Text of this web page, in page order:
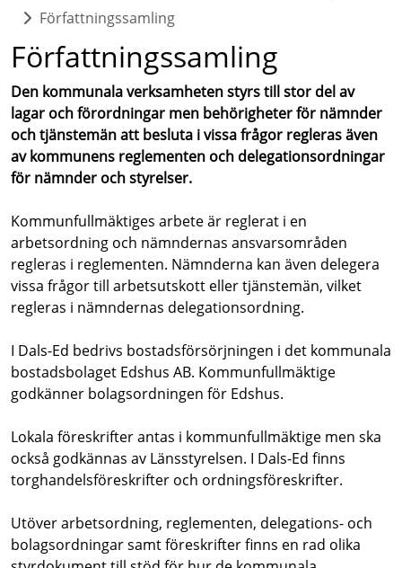
Författningssamling
Författningssamling
Den kommunala verksamheten styrs till stor del av
lagar och förordningar men behörigheter för nämnder
och tjänstemän att besluta i vissa frågor regleras även
av kommunens reglementen och delegationsordningar
för nämnder och styrelser.
Kommunfullmäktiges arbete är reglerat i en
arbetsordning och nämndernas ansvarsområden
regleras i reglementen. Nämnderna kan även delegera
vissa frågor till arbetsutskott eller tjänstemän, vilket
regleras i nämndernas delegationsordning.
I Dals-Ed bedrivs bostadsförsörjningen i det kommunala
bostadsbolaget Edshus AB. Kommunfullmäktige
godkänner bolagsordningen för Edshus.
Lokala föreskrifter antas i kommunfullmäktige men ska
också godkännas av Länsstyrelsen. I Dals-Ed finns
torghandelsföreskrifter och ordningsföreskrifter.
Utöver arbetsordning, reglementen, delegations- och
bolagsordningar samt föreskrifter finns en rad olika